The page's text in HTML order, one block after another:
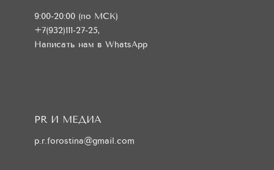
9:00-20:00 (по МСК)
+7(932)111-27-25,
Написать нам в WhatsApp
PR И МЕДИА
p.r.forostina@gmail.com